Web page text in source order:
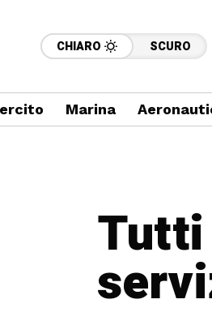
CHIARO SCURO
Marina